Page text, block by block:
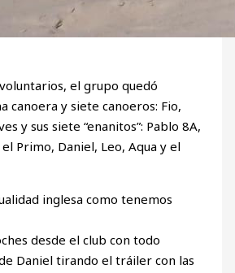
el grupo quedó
canoera y siete canoeros: Fio,
y sus siete “enanitos”: Pablo 8A,
Primo, Daniel, Leo, Aqua y el
inglesa como tenemos
desde el club con todo
Daniel tirando el tráiler con las